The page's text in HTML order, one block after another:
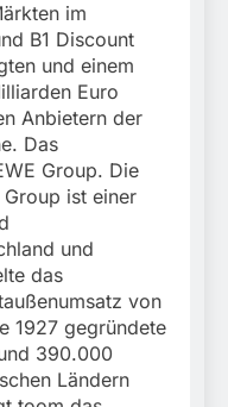
im
B1 Discount
und einem
Euro
Anbietern der
Das
Group. Die
Group ist einer
und
das
von
1927 gegründete
390.000
Ländern